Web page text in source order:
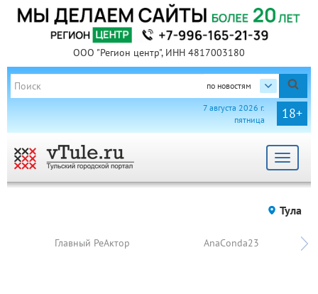
ООО "Регион центр", ИНН 4817003180
по новостям
18+
7 августа 2026 г.
пятница
Toggle
Тула
Главный РеАктор AnaConda23